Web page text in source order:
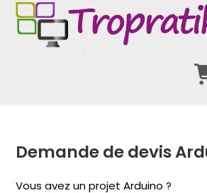
Skip
content
Demande de devis
Vous avez un projet Arduino ?